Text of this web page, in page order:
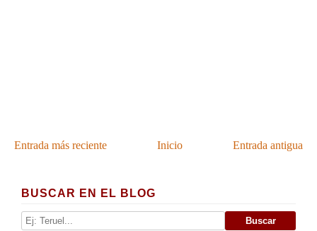
Entrada más reciente Entrada antigua
Inicio
BUSCAR EN EL BLOG